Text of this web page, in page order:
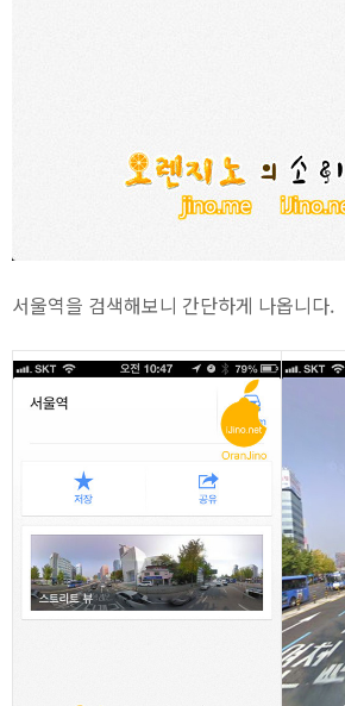
서울역을 검색해보니 간단하게 나옵니다.